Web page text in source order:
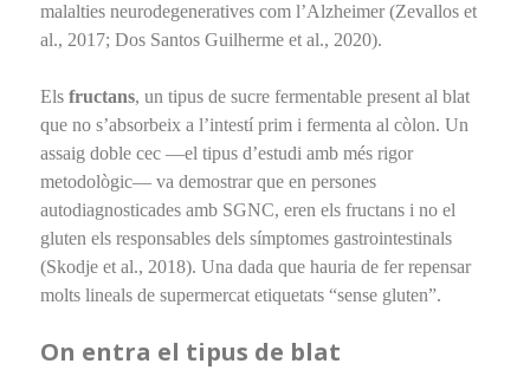
malalties neurodegeneratives com l’Alzheimer (Zevallos et
al., 2017; Dos Santos Guilherme et al., 2020).
Els fructans, un tipus de sucre fermentable present al blat
que no s’absorbeix a l’intestí prim i fermenta al còlon. Un
assaig doble cec —el tipus d’estudi amb més rigor
metodològic— va demostrar que en persones
autodiagnosticades amb SGNC, eren els fructans i no el
gluten els responsables dels símptomes gastrointestinals
(Skodje et al., 2018). Una dada que hauria de fer repensar
molts lineals de supermercat etiquetats “sense gluten”.
On entra el tipus de blat